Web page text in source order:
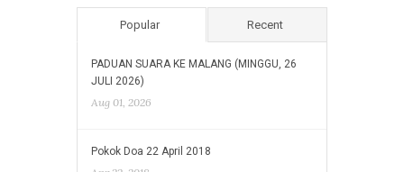
Popular Recent
PADUAN SUARA KE MALANG (MINGGU, 26
JULI 2026)
Aug 01, 2026
Pokok Doa 22 April 2018